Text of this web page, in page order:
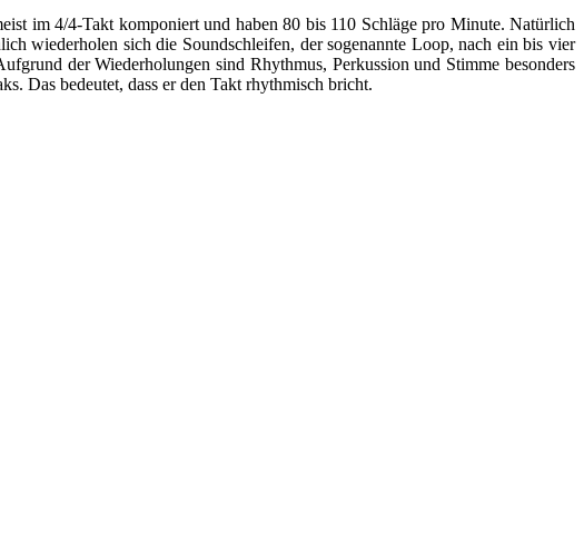
im 4/4-Takt komponiert und haben 80 bis 110 Schläge pro Minute. Natürlich
wiederholen sich die Soundschleifen, der sogenannte Loop, nach ein bis vier
der Wiederholungen sind Rhythmus, Perkussion und Stimme besonders
Das bedeutet, dass er den Takt rhythmisch bricht.